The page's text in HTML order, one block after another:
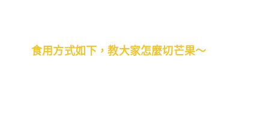
食用方式如下，教大家怎麼切芒果～